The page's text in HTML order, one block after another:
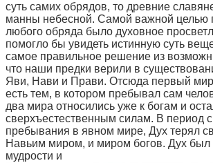
суть самих обрядов, то древние
манны небесной. Самой важной целью
любого обряда было духовное
помогло бы увидеть истинную суть
самое правильное решение из
что наши предки верили в
Яви, Нави и Прави. Отсюда первый
есть тем, в котором пребывал сам
два мира относились уже к богам и
сверхъестественным силам. В период
пребывания в явном мире, Дух терял
Навьим миром, и миром богов. Дух
мудрости и